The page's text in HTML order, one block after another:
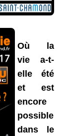
Où la
vie a-t-
elle été
et est
encore
possible
dans le